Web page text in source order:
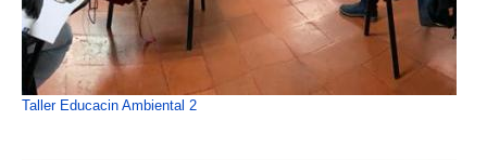
Taller Educacin Ambiental 2